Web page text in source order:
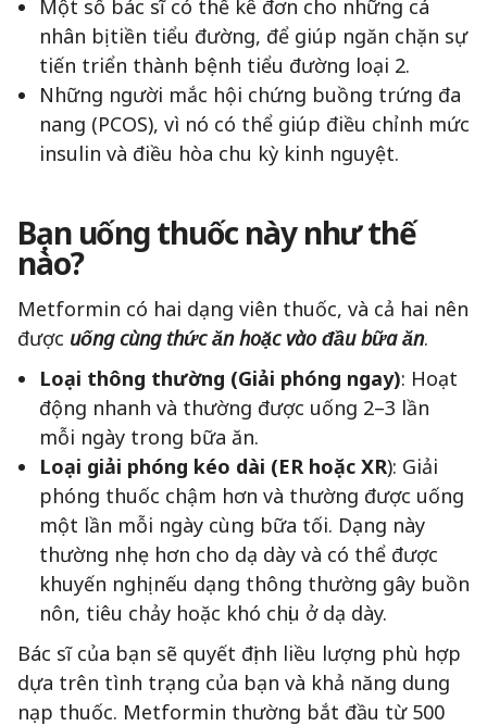
Một số bác sĩ có thể kê đơn cho những cá
nhân bị tiền tiểu đường, để giúp ngăn chặn sự
tiến triển thành bệnh tiểu đường loại 2.
Những người mắc hội chứng buồng trứng đa
nang (PCOS), vì nó có thể giúp điều chỉnh mức
insulin và điều hòa chu kỳ kinh nguyệt.
Bạn uống thuốc này như thế
nào?
Metformin có hai dạng viên thuốc, và cả hai nên
được uống cùng thức ăn hoặc vào đầu bữa ăn.
Loại thông thường (Giải phóng ngay): Hoạt
động nhanh và thường được uống 2–3 lần
mỗi ngày trong bữa ăn.
Loại giải phóng kéo dài (ER hoặc XR): Giải
phóng thuốc chậm hơn và thường được uống
một lần mỗi ngày cùng bữa tối. Dạng này
thường nhẹ hơn cho dạ dày và có thể được
khuyến nghị nếu dạng thông thường gây buồn
nôn, tiêu chảy hoặc khó chịu ở dạ dày.
Bác sĩ của bạn sẽ quyết định liều lượng phù hợp
dựa trên tình trạng của bạn và khả năng dung
nạp thuốc. Metformin thường bắt đầu từ 500